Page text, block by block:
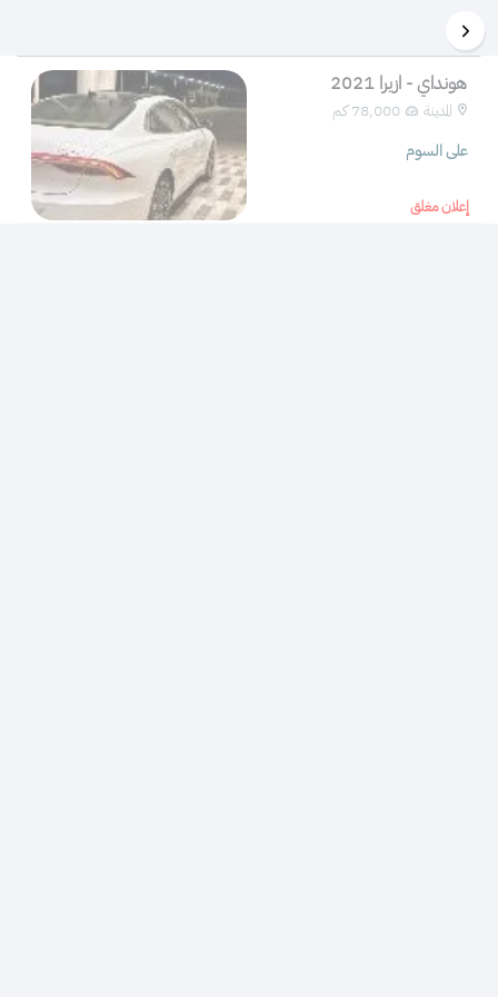
هونداي - ازيرا 2021
المدينة
78,000 كم
على السوم
إعلان مغلق